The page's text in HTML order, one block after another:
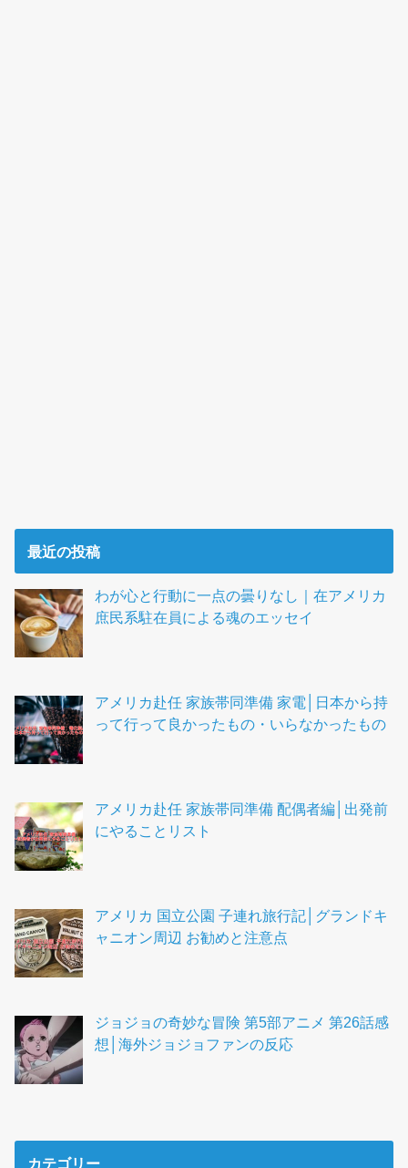
最近の投稿
わが心と行動に一点の曇りなし｜在アメリカ
庶民系駐在員による魂のエッセイ
アメリカ赴任 家族帯同準備 家電│日本から持
って行って良かったもの・いらなかったもの
アメリカ赴任 家族帯同準備 配偶者編│出発前
にやることリスト
アメリカ 国立公園 子連れ旅行記│グランドキ
ャニオン周辺 お勧めと注意点
ジョジョの奇妙な冒険 第5部アニメ 第26話感
想│海外ジョジョファンの反応
カテゴリー